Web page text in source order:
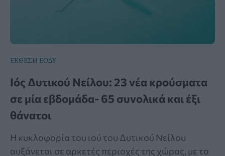
ΕΚΘΕΣΗ ΕΟΔΥ
Ιός Δυτικού Νείλου: 23 νέα κρούσματα
σε μία εβδομάδα- 65 συνολικά και έξι
θάνατοι
Η κυκλοφορία του ιού του Δυτικού Νείλου
αυξάνεται σε αρκετές περιοχές της χώρας, με τα